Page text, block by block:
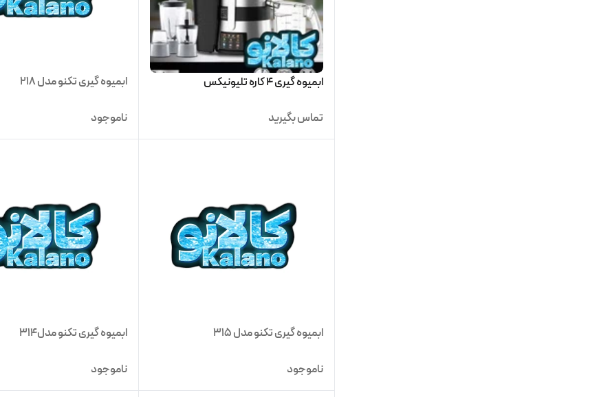
ابمیوه گیری 4 کاره تلیونیکس
تماس بگیرید
ابمیوه گیری تکنو مدل 218
ناموجود
ابمیوه گیری تکنو مدل 315
ناموجود
ابمیوه گیری تکنو مدل314
ناموجود